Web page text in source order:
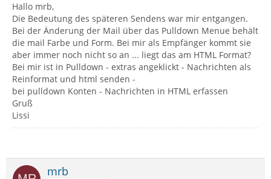
Hallo mrb,
Die Bedeutung des späteren Sendens war mir entgangen.
Bei der Änderung der Mail über das Pulldown Menue behält
die mail Farbe und Form. Bei mir als Empfänger kommt sie
aber immer noch nicht so an ... liegt das am HTML Format?
Bei mir ist in Pulldown - extras angeklickt - Nachrichten als
Reinformat und html senden -
bei pulldown Konten - Nachrichten in HTML erfassen
Gruß
Lissi
mrb